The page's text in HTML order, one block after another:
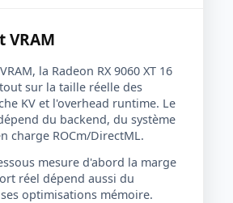
VRAM
la Radeon RX 9060 XT 16
sur la taille réelle des
KV et l'overhead runtime. Le
du backend, du système
charge ROCm/DirectML.
mesure d'abord la marge
réel dépend aussi du
optimisations mémoire.